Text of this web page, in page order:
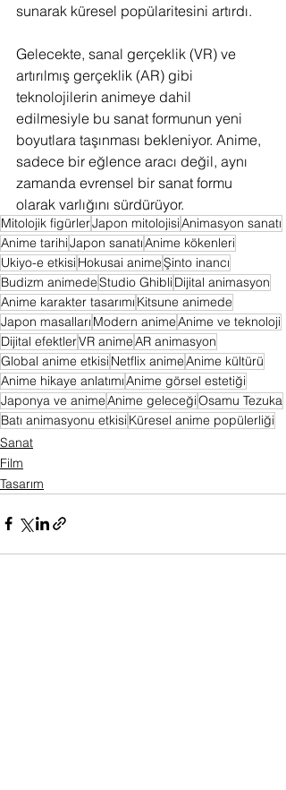
sunarak küresel popülaritesini artırdı.
Gelecekte, sanal gerçeklik (VR) ve
artırılmış gerçeklik (AR) gibi
teknolojilerin animeye dahil
edilmesiyle bu sanat formunun yeni
boyutlara taşınması bekleniyor. Anime,
sadece bir eğlence aracı değil, aynı
zamanda evrensel bir sanat formu
olarak varlığını sürdürüyor.
Mitolojik figürlerJapon mitolojisiAnimasyon sanatı
Anime tarihiJapon sanatıAnime kökenleri
Ukiyo-e etkisi Hokusai animeŞinto inancı
Budizm animedeStudio Ghibli Dijital animasyon
Anime karakter tasarımı Kitsune animede
Japon masalları Modern animeAnime ve teknoloji
Dijital efektlerVR animeAR animasyon
Global anime etkisi Netflix animeAnime kültürü
Anime hikaye anlatımıAnime görsel estetiği
Japonya ve animeAnime geleceğiOsamu Tezuka
Batı animasyonu etkisi Küresel anime popülerliği
Sanat
Film
Tasarım